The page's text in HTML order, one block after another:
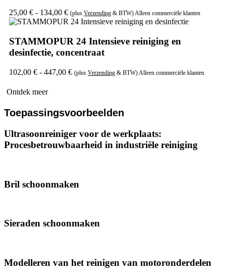
25,00 € - 134,00 € (plus Verzending & BTW) Alleen commerciële klanten
STAMMOPUR 24 Intensieve reiniging en
desinfectie, concentraat
102,00 € - 447,00 € (plus Verzending & BTW) Alleen commerciële klanten
Ontdek meer
Toepassingsvoorbeelden
Ultrasoonreiniger voor de werkplaats:
Procesbetrouwbaarheid in industriële reiniging
Bril schoonmaken
Sieraden schoonmaken
Modelleren van het reinigen van motoronderdelen